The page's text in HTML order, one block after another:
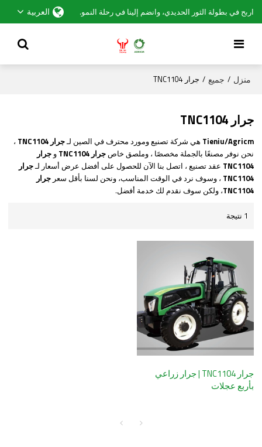
اربح في بطولة الثور الحديدي، وانضم إلينا في رحلة النمو. العربية
منزل / جميع / جرار TNC1104
جرار TNC1104
Tieniu/Agricm هي شركة تصنيع ومورد محترف في الصين لـجرار TNC1104
،
نحن نوفر مصنعًا بالجملة مخصصًا ، وملصق خاصجرار TNC1104 وجرار
TNC1104 عقد تصنيع ، اتصل بنا الآن للحصول على أفضل عرض أسعار لـجرار
TNC1104 ، وسوف نرد في الوقت المناسب، ونحن لسنا بأقل سعرجرار
TNC1104، ولكن سوف نقدم لك خدمة أفضل.
1 نتيجة
جرار TNC1104 | جرار زراعي
بأربع عجلات